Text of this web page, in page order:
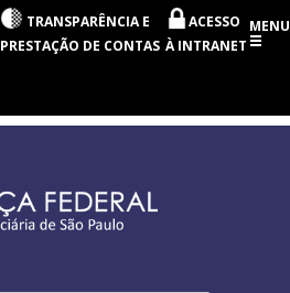
TRANSPARÊNCIA E
PRESTAÇÃO DE CONTAS
ACESSO
À INTRANET
MENU